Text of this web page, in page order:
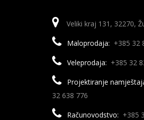
Veliki kraj 131, 32270,
Maloprodaja: +385 32
Veleprodaja: +385 32
Projektiranje
32 638 776
Računovodstvo: +385